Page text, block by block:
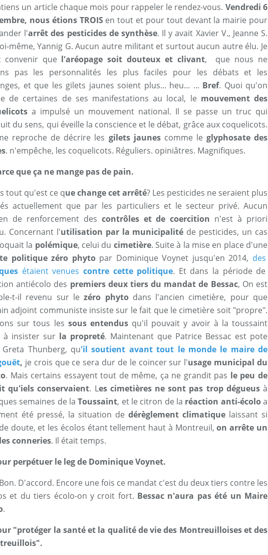
un article chaque mois pour rappeler le rendez-vous. Vendredi 6
nous étions TROISen tout et pour tout devant la mairie pour
l'arrêt des pesticides de synthèse. Il y avait Xavier V., Jeanne S.
même, Yannig G. Aucun autre militant et surtout aucun autre élu. Je
convenir que l'aréopage soit douteux et clivant, que nous ne
pas les personnalités les plus faciles pour les débats et les
et que les gilets jaunes soient plus... heu... ... Bref. Quoi qu'on
de certaines de ses manifestations au local, le mouvement des
a impulsé un mouvement national. Il se passe un truc qui
du sens, qui éveille la conscience et le débat, grâce aux coquelicots.
reproche de décrire les gilets jaunescomme le glyphosate des
. n'empêche, les coquelicots. Réguliers. opiniâtres. Magnifiques.
que ça ne mange pas de pain.
tout qu'est ce que change cet arrêté? Les pesticides ne seraient plus
actuellement que par les particuliers et le secteur privé. Aucun
de renforcement des contrôles et de coercition n'est à priori
Concernant l'utilisation par la municipalité de pesticides, un cas
la polémique, celui du cimetière. Suite à la mise en place d'une
politique zéro phyto par Dominique Voynet jusqu'en 2014, des
étaient venues contre cette politique. Et dans la période de
antiécolo des premiers deux tiers du mandat de Bessac, On est
t-il revenu sur lezéro phyto dans l'ancien cimetière, pour que
adjoint communiste insiste sur le fait que le cimetière soit "propre".
sur tous les sous entendus qu'il pouvait y avoir à la toussaint
à insister sur la propreté. Maintenant que Patrice Bessac est pote
Greta Thunberg, qu'il soutient avant tout le monde le maire de
, je crois que ce sera dur de le coincer sur l'usage municipal du
. Mais certains essayent tout de même, ça ne grandit pas le peu de
qu'iels conservaient. Les cimetières ne sont pas trop dégueusà
semaines de laToussaint, et le citron de la réaction anti-écoloa
été pressé, la situation de dérèglement climatique laissant si
doute, et les écolos étant tellement haut à Montreuil,on arrête un
conneries. Il était temps.
perpétuer le leg de Dominique Voynet.
D'accord. Encore une fois ce mandat c'est du deux tiers contre les
et du tiers écolo-on y croit fort. Bessac n'aura pas été un Maire
.
"protéger la santé et la qualité de vie des Montreuilloises et des